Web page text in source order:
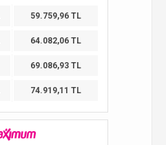
59.759,96 TL
64.082,06 TL
69.086,93 TL
74.919,11 TL